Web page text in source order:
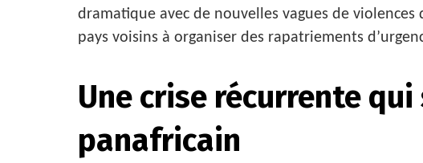
dramatique avec de nouvelles vagues de
pays voisins à organiser des rapatriements
Une crise récurrente qui
panafricain